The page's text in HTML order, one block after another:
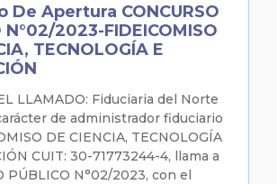
De Apertura CONCURSO
N°02/2023-FIDEICOMISO
TECNOLOGÍA E
LLAMADO: Fiduciaria del Norte
de administrador fiduciario
DE CIENCIA, TECNOLOGÍA
CUIT: 30-71773244-4, llama a
PÚBLICO N°02/2023, con el